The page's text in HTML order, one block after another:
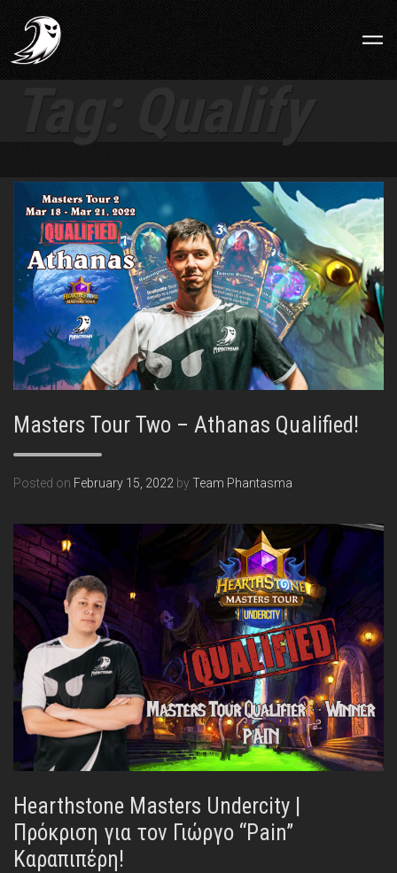
Masters Tour Two – Athanas Qualified!
Posted on February 15, 2022 by Team Phantasma
Hearthstone Masters Undercity |
Πρόκριση για τον Γιώργο “Pain”
Καραπιπέρη!